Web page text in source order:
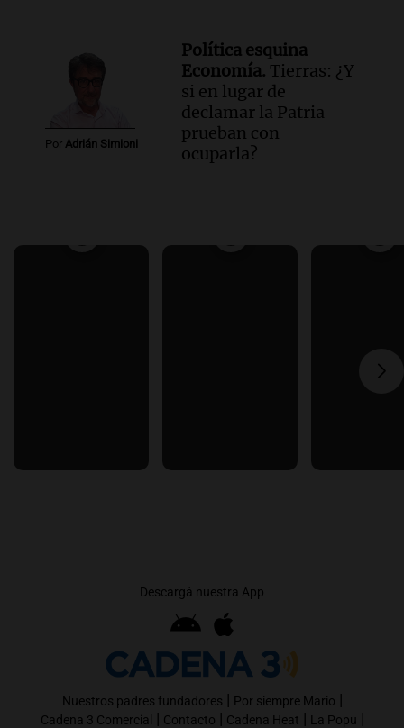
Por Adrián Simioni
Política esquina
Economía. Tierras: ¿Y
si en lugar de
declamar la Patria
prueban con
ocuparla?
Descargá nuestra App
Nuestros padres fundadores | Por siempre Mario |
Cadena 3 Comercial | Contacto | Cadena Heat | La Popu |